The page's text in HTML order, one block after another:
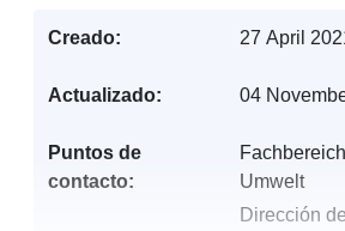
Creado: 27 April
Actualizado: 04
Puntos de
contacto:
Umwelt
Dirección